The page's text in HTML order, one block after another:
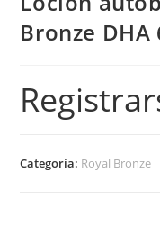
Bronze DHA
Categoría: Royal Bronze